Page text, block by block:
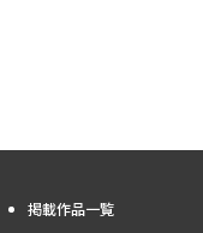
掲載作品一覧